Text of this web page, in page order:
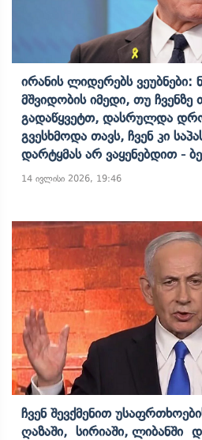
Ირანის Ლიდერებს Ვეუბნები:
Მშვიდობის Იმედი, Თუ Ჩვენზე
Გადაწყვეტთ, Დასრულდა
Გვესხმოდა Თავს, Ჩვენ Კი
Დარტყმას Არ Ვაყენებდით -
14 ივლისი 2026, 19:46
Ჩვენ Შევქმენით
Ღაზაში, Სირიაში, Ლიბანში